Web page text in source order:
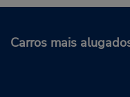
Carros mais